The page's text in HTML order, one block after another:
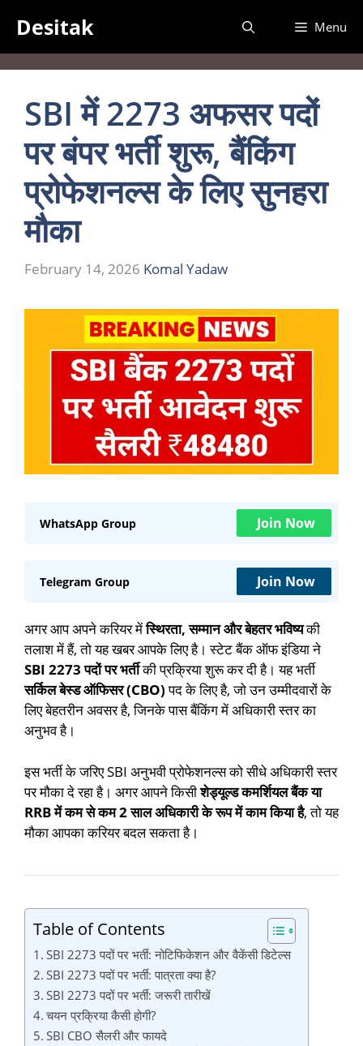
content
Desitak Menu
SBI में 2273 अफसर पदों
पर बंपर भर्ती शुरू, बैंकिंग
प्रोफेशनल्स के लिए सुनहरा
मौका
February 14, 2026 Komal Yadaw
WhatsApp Group Join Now
Telegram Group Join Now
अगर आप अपने करियर मेंस्थिरता, सम्मान और बेहतर भविष्यकी
तलाश में हैं, तो यह खबर आपके लिए है। स्टेट बैंक ऑफ इंडिया ने
SBI 2273 पदों पर भर्तीकी प्रक्रिया शुरू कर दी है। यह भर्ती
सर्किल बेस्ड ऑफिसर (CBO)पद के लिए है, जो उन उम्मीदवारों के
लिए बेहतरीन अवसर है, जिनके पास बैंकिंग में अधिकारी स्तर का
अनुभव है।
इस भर्ती के जरिए SBI अनुभवी प्रोफेशनल्स को सीधे अधिकारी स्तर
पर मौका दे रहा है। अगर आपने किसीशेड्यूल्ड कमर्शियल बैंक या
RRB में कम से कम 2 साल अधिकारी के रूप में काम किया है, तो यह
मौका आपका करियर बदल सकता है।
Table of Contents
SBI 2273 पदों पर भर्ती: नोटिफिकेशन और वैकेंसी डिटेल्स
SBI 2273 पदों पर भर्ती: पात्रता क्या है?
SBI 2273 पदों पर भर्ती: जरूरी तारीखें
चयन प्रक्रिया कैसी होगी?
SBI CBO सैलरी और फायदे